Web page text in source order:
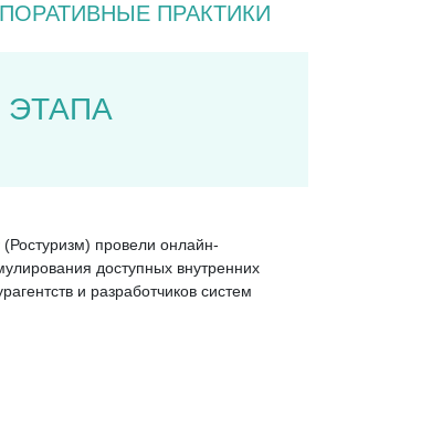
ПРАКТИКИ
(Ростуризм) провели онлайн-
доступных внутренних
и разработчиков систем